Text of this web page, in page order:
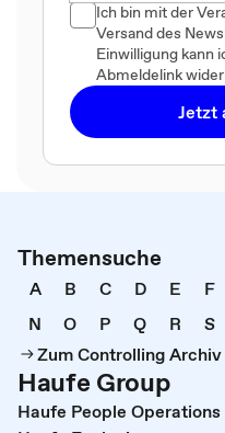
Ich bin mit der
Versand des
Einwilligung kann
Abmeldelink
Jetzt
Themensuche
A B C D E F
N
O P Q R S
Zum Controlling Archiv
Haufe Group
Haufe People Operations